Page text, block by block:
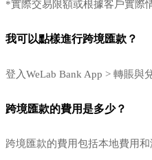
*實際交易限額或根據客戶實際
我可以點樣進行跨境匯款？
登入WeLab Bank App > 轉賬與
跨境匯款的費用是多少？
跨境匯款的費用包括本地費用和